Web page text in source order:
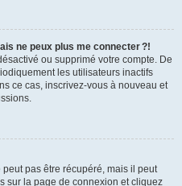
ne peux plus me connecter ?!
ou supprimé votre compte. De
les utilisateurs inactifs
ce cas, inscrivez-vous à nouveau et
pas être récupéré, mais il peut
sur la page de connexion et cliquez